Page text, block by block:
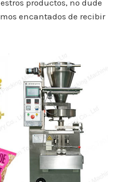
productos, no dude
encantados de recibir